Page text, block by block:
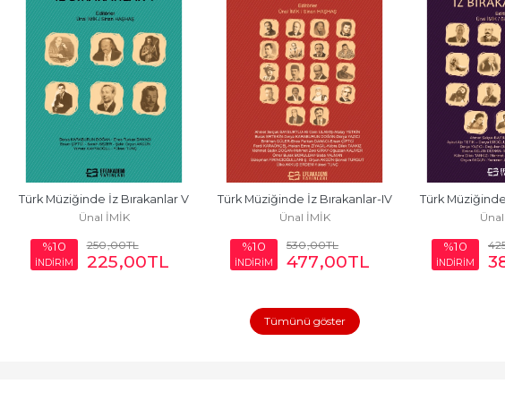
Türk Müziğinde İz Bırakanlar V
Ünal İMİK
%10
İNDİRİM
250,00TL
225,00TL
Türk Müziğinde İz Bırakanlar-IV
Ünal İMİK
%10
İNDİRİM
530,00TL
477,00TL
Türk
%10
İNDİRİM
Tümünü göster